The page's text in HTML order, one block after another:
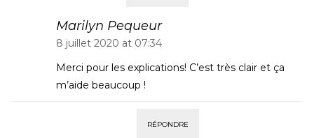
Marilyn Pequeur
8 juillet 2020 at 07:34
Merci pour les explications! C’est très clair et ça
m’aide beaucoup !
RÉPONDRE